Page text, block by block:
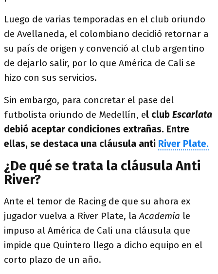
Luego de varias temporadas en el club oriundo
de Avellaneda, el colombiano decidió retornar a
su país de origen y convenció al club argentino
de dejarlo salir, por lo que América de Cali se
hizo con sus servicios.
Sin embargo, para concretar el pase del
futbolista oriundo de Medellín, el club Escarlata
debió aceptar condiciones extrañas. Entre
ellas, se destaca una cláusula anti River Plate.
¿De qué se trata la cláusula Anti
River?
Ante el temor de Racing de que su ahora ex
jugador vuelva a River Plate, laAcademia le
impuso al América de Cali una cláusula que
impide que Quintero llego a dicho equipo en el
corto plazo de un año.